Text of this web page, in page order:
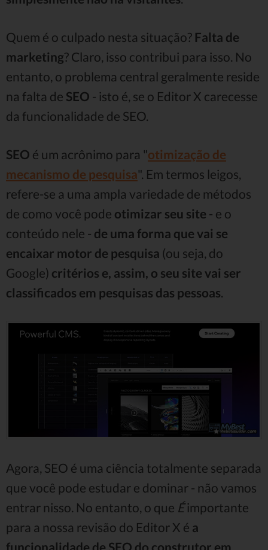
Quem é o culpado nesta situação? Falta de
marketing? Claro, isso contribui para isso. No
entanto, o problema central geralmente reside
na falta de SEO - isto é, se o Editor X carecesse
da funcionalidade de SEO.
SEO é um acrônimo para "otimização de
mecanismo de pesquisa". Em termos leigos,
refere-se a uma ampla variedade de métodos
de como você pode otimizar seu site - e o
conteúdo nele - de uma forma que vai se
encaixar motor de pesquisa (ou seja, do
Google) critérios e, assim, o seu site vai ser
classificados em pesquisas das pessoas
Agora, SEO é uma ciência totalmente separada
que você pode estudar e dominar - não vamos
entrar nisso. No entanto, o que Éimportante
para a nossa revisão do Editor X é a
funcionalidade de SEO do construtor em